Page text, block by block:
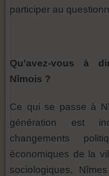
participer au
Qu’avez-vous à
Nîmois ?
Ce qui se passe à
génération est
changements
économiques de la
sociologiques,